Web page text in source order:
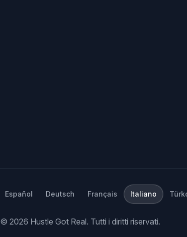
Español Deutsch Français Italiano
© 2026 Hustle Got Real. Tutti i diritti riservati.